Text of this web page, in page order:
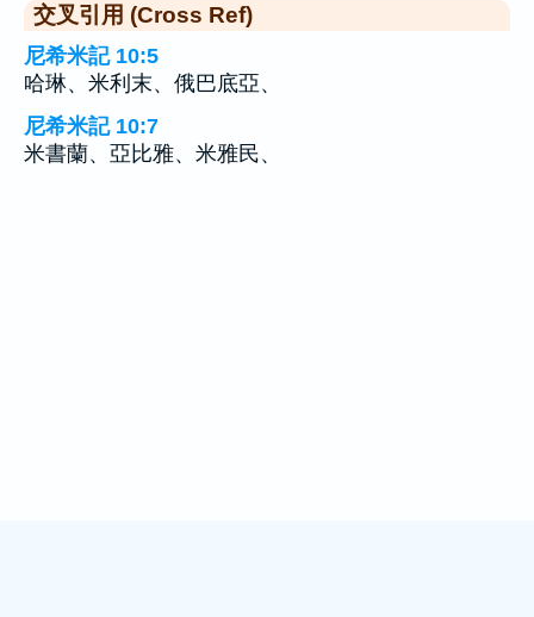
交叉引用 (Cross Ref)
尼希米記 10:5
哈琳、米利末、俄巴底亞、
尼希米記 10:7
米書蘭、亞比雅、米雅民、